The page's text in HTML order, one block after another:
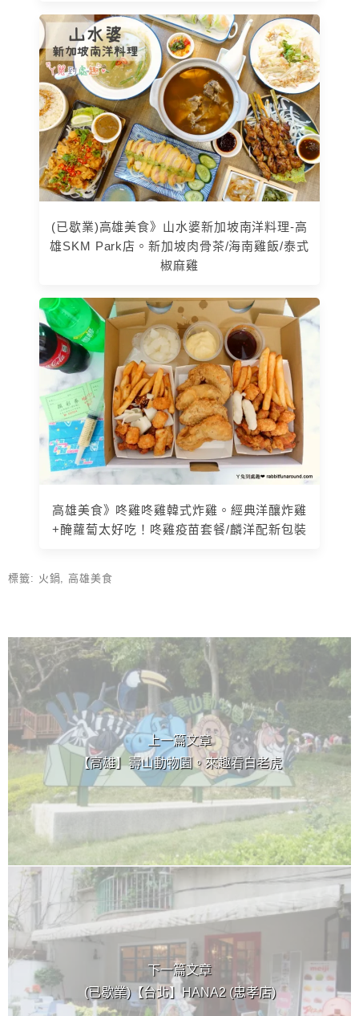
(已歇業)高雄美食》山水婆新加坡南洋料理-高
雄SKM Park店。新加坡肉骨茶/海南雞飯/泰式
椒麻雞
高雄美食》咚雞咚雞韓式炸雞。經典洋釀炸雞
+醃蘿蔔太好吃！咚雞疫苗套餐/麟洋配新包裝
標籤: 火鍋 ,高雄美食
上 / 下一篇文章
上一篇文章
【高雄】壽山動物園。來趣看白老虎
下一篇文章
(已歇業)【台北】HANA2 (忠孝店)